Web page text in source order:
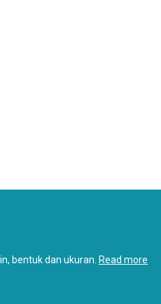
bentuk dan ukuran. Read more